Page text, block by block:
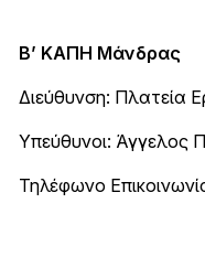
Β’ ΚΑΠΗ Μάνδρας
Διεύθυνση: Πλατεία
Υπεύθυνοι: Άγγελος
Τηλέφωνο